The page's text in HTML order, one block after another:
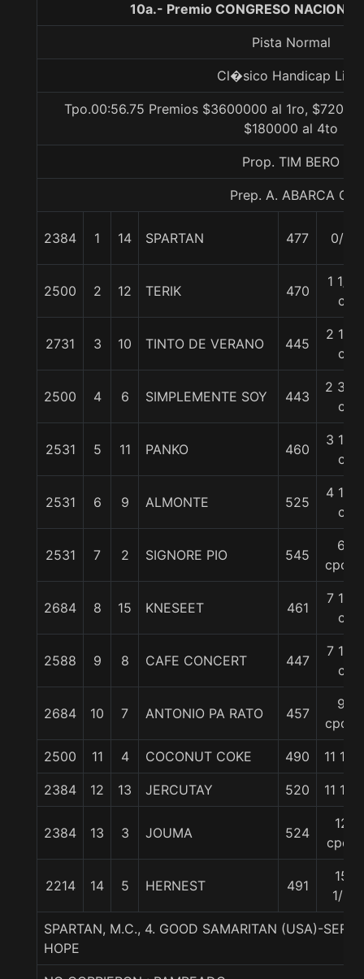
10a.- Premio CONGRESO
Pista Normal
Cl�sico Handicap
Tpo.00:56.75 Premios $3600000 al 1ro,
$180000 al 4to
Prop. TIM BERO
Prep. A. ABARCA G.
2384 1 14 SPARTAN 477 0/0
2500 2 12 TERIK 470
1 1/2
c
2731 3 10 TINTO DE VERANO 445
2 1/2
c
2500 4 6 SIMPLEMENTE SOY 443
2 3/4
c
2531 5 11 PANKO 460
3 1/2
c
2531 6 9 ALMONTE 525
4 1/4
c
2531 7 2 SIGNORE PIO 545
6
cpos.
2684 8 15 KNESEET 461
7 1/4
c
2588 9 8 CAFE CONCERT 447
7 1/4
c
2684 10 7 ANTONIO PA RATO 457
9
cpos.
2500 11 4 COCONUT COKE 490 11 1/4
2384 12 13 JERCUTAY 520 11 1/4
2384 13 3 JOUMA 524
12
cpos
2214 14 5 HERNEST 491
15
1/2
SPARTAN, M.C., 4. GOOD SAMARITAN (USA)-
HOPE